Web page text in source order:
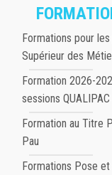
Formations pour
Supérieur des
Formation 2026-
sessions
Formation au Titre
Pau
Formations Pose